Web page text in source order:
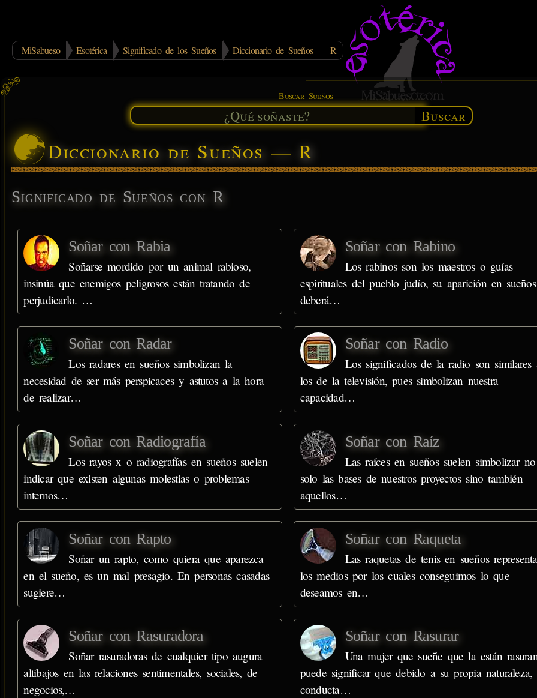
MiSabueso Esotérica Significado de los Sueños Diccionario de Sueños — R
Buscar Sueños
Buscar
Diccionario de Sueños — R
Significado de Sueños con R
Soñar con Rabia
Soñarse mordido por un animal rabioso,
insinúa que enemigos peligrosos están tratando de
perjudicarlo. …
Soñar con Rabino
Los rabinos son los maestros o guías
espirituales del pueblo judío, su aparición en sueños
deberá…
Soñar con Radar
Los radares en sueños simbolizan la
necesidad de ser más perspicaces y astutos a la hora
de realizar…
Soñar con Radio
Los significados de la radio son similares
los de la televisión, pues simbolizan nuestra
capacidad…
Soñar con Radiografía
Los rayos x o radiografías en sueños suelen
indicar que existen algunas molestias o problemas
internos…
Soñar con Raíz
Las raíces en sueños suelen simbolizar no
solo las bases de nuestros proyectos sino también
aquellos…
Soñar con Rapto
Soñar un rapto, como quiera que aparezca
en el sueño, es un mal presagio. En personas casadas
sugiere…
Soñar con Raqueta
Las raquetas de tenis en sueños
los medios por los cuales conseguimos lo que
deseamos en…
Soñar con Rasuradora
Soñar rasuradoras de cualquier tipo augura
altibajos en las relaciones sentimentales, sociales, de
negocios,…
Soñar con Rasurar
Una mujer que sueñe que la están
puede significar que debido a su propia naturaleza,
conducta…